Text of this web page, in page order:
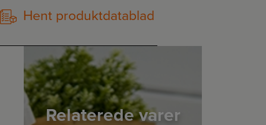
Hent produktdatablad
Relaterede varer